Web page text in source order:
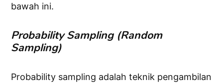
bawah ini.
Probability Sampling (Random
Sampling)
Probability sampling adalah teknik pengambilan